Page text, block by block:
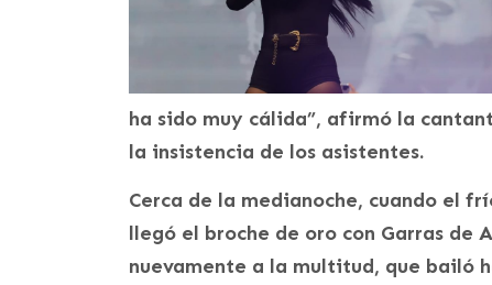
ha sido muy cálida”, afirmó la
la insistencia de los asistentes.
Cerca de la medianoche, cuando el
llegó el broche de oro con Garras de
nuevamente a la multitud, que bailó